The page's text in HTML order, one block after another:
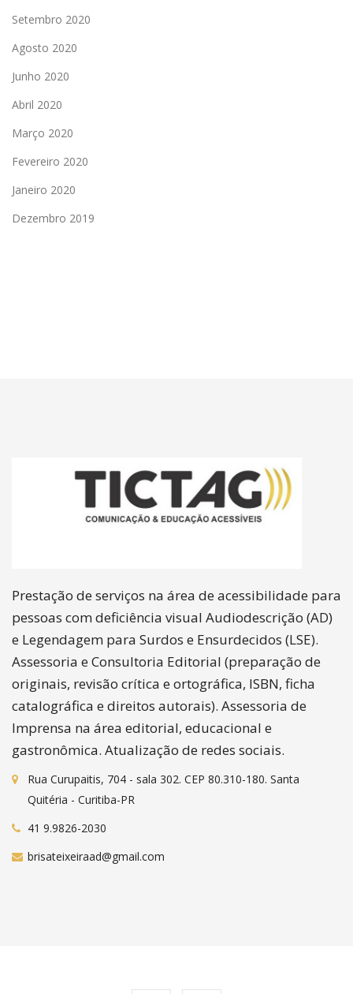
Setembro 2020
Agosto 2020
Junho 2020
Abril 2020
Março 2020
Fevereiro 2020
Janeiro 2020
Dezembro 2019
Prestação de serviços na área de acessibilidade para
pessoas com deficiência visual Audiodescrição (AD)
e Legendagem para Surdos e Ensurdecidos (LSE).
Assessoria e Consultoria Editorial (preparação de
originais, revisão crítica e ortográfica, ISBN, ficha
catalográfica e direitos autorais). Assessoria de
Imprensa na área editorial, educacional e
gastronômica. Atualização de redes sociais.
Rua Curupaitis, 704 - sala 302. CEP 80.310-180. Santa
Quitéria - Curitiba-PR
41 9.9826-2030
brisateixeiraad@gmail.com